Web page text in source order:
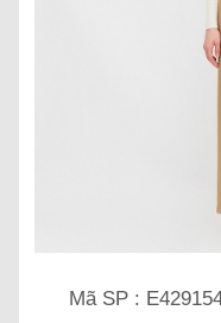
Mã SP :